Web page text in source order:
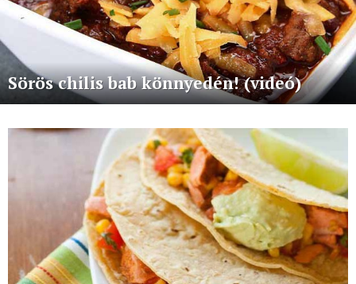
Sörös chilis bab könnyedén! (videó)
More